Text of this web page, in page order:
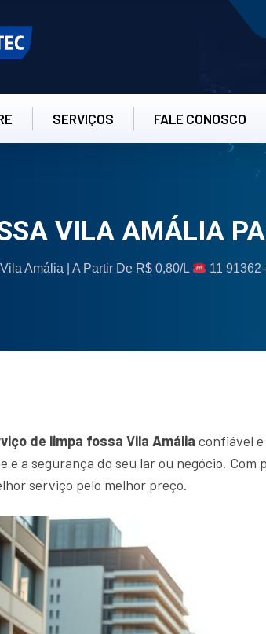
SERVIÇOS FALE CONOSCO
VILA AMÁLIA
Amália | A Partir De R$ 0,80/L 11
de limpa fossa Vila Amália confiável e
e a segurança do seu lar ou negócio. Com
serviço pelo melhor preço.